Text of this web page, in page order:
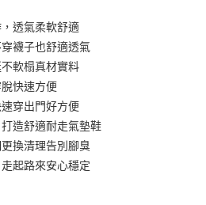
彰化商業銀行
台北富邦商業銀行
兆豐國際商業銀行
台中商業銀行
華泰商業銀行
遠東國際商業銀行
永豐商業銀行
星展（台灣）商業銀行
中國信託商業銀行
透氣柔軟舒適
襪子也舒適透氣
軟榻真材實料
快速方便
穿出門好方便
造舒適耐走氣墊鞋
換清理告別腳臭
起路來安心穩定